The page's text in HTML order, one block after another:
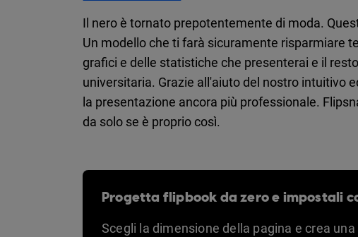
Il nero è tornato prepotentemente di moda.
Un modello che ti farà sicuramente risparmiare
grafici e delle statistiche che presenterai e il
universitaria. Grazie all'aiuto del nostro intuitivo
la presentazione ancora più professionale.
da solo se è proprio così.
Progetta flipbook da zero e impostali
Scegli la dimensione della pagina e crea